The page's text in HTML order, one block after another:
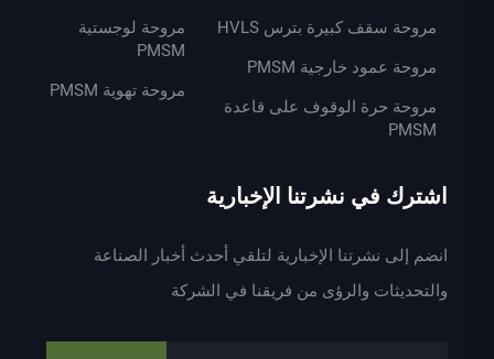
مروحة سقف كبيرة بترس HVLS
مروحة عمود خارجية PMSM
مروحة حرة الوقوف على قاعدة
PMSM
مروحة لوجستية
PMSM
مروحة تهوية PMSM
اشترك في نشرتنا الإخبارية
انضم إلى نشرتنا الإخبارية لتلقي أحدث أخبار الصناعة
والتحديثات والرؤى من فريقنا في الشركة